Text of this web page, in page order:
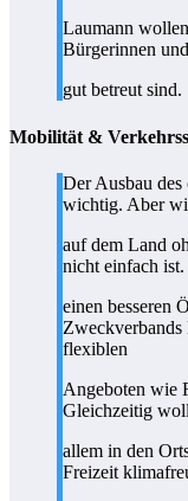
Laumann
Bürgerinnen
gut betreut sind.
Mobilität &
Der Ausbau
wichtig. Aber
auf dem Land
nicht einfach
einen besseren
flexiblen
Angeboten wie
Gleichzeitig
allem in den
Freizeit